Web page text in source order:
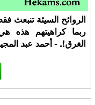
الروائح السيئة تنبعث
ربما كراهيتهم هذه
الغرق!. - أحمد عبد